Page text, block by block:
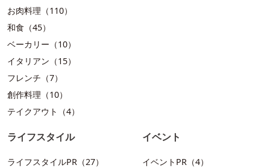
お肉料理（110）
和食（45）
ベーカリー（10）
イタリアン（15）
フレンチ（7）
創作料理（10）
テイクアウト（4）
ライフスタイル
ライフスタイルPR（27）
イベント
イベントPR（4）